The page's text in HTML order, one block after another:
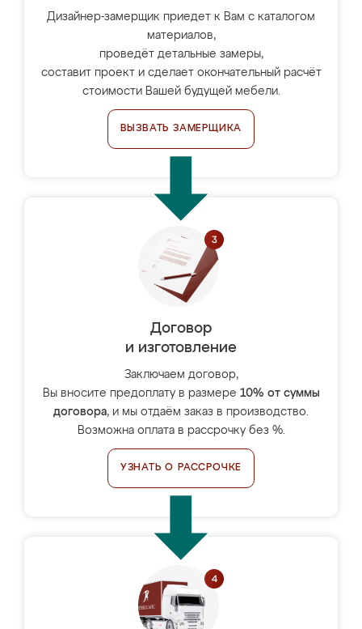
Дизайнер-замерщик приедет к Вам с каталогом
материалов,
проведёт детальные замеры,
составит проект и сделает окончательный расчёт
стоимости Вашей будущей мебели.
ВЫЗВАТЬ ЗАМЕРЩИКА
Договор
и изготовление
Заключаем договор,
Вы вносите предоплату в размере 10% от суммы
договора, и мы отдаём заказ в производство.
Возможна оплата в рассрочку без %.
УЗНАТЬ О РАССРОЧКЕ